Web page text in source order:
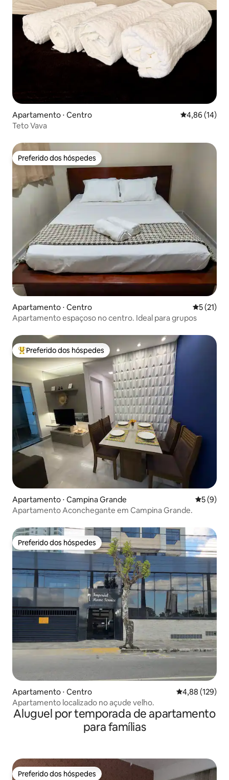
Apartamento ⋅ Centro 4,86 de uma
4,86 (14)
Teto Vava
Preferido dos hóspedes
Preferido dos hóspedes
Apartamento ⋅ Centro 5 de uma
5 (21)
Apartamento espaçoso no centro. Ideal para grupos
Entre os melhores preferidos dos hóspedes
Preferido dos hóspedes
Apartamento ⋅ Campina Grande 5 de
5 (9)
Apartamento Aconchegante em Campina Grande.
Preferido dos hóspedes
Preferido dos hóspedes
Apartamento ⋅ Centro 4,88 de uma
4,88 (129)
Apartamento localizado no açude velho.
Aluguel por temporada de apartamento
para famílias
Preferido dos hóspedes